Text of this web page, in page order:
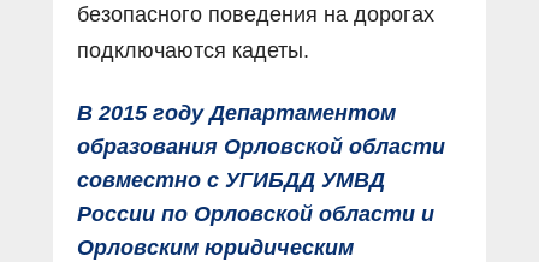
безопасного поведения на дорогах
подключаются кадеты.
В 2015 году Департаментом
образования Орловской области
совместно с УГИБДД УМВД
России по Орловской области и
Орловским юридическим